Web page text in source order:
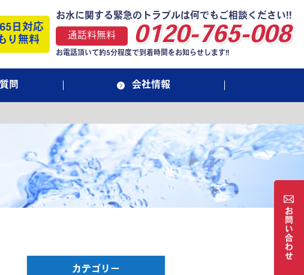
日対応
り無料
お水に関する緊急のトラブルは何でもご相談ください!!
通話料無料 0120-765-008
お電話頂いて約5分程度で到着時間をお知らせします!!
問 会社情報
カテゴリー
お
問
い
合
わ
せ